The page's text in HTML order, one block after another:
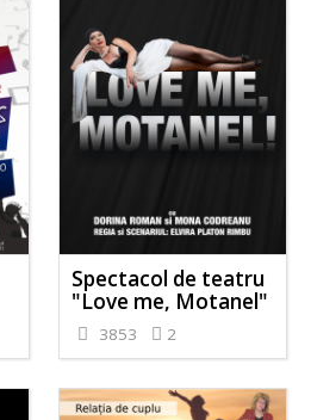
Spectacol de teatru
"Love me, Motanel"
3853 2